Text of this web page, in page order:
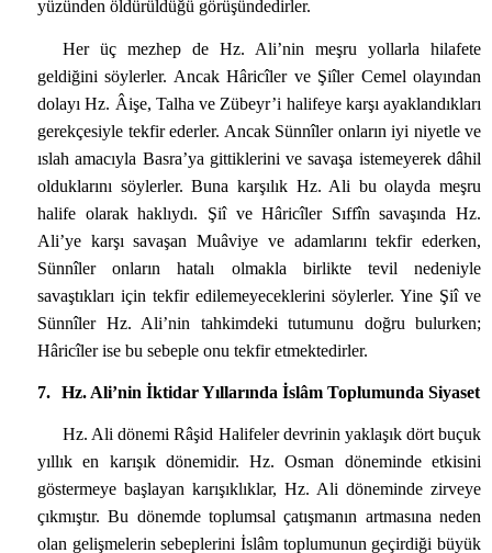
yüzünden öldürüldüğü görüşündedirler.
Her üç mezhep de Hz. Ali’nin meşru yollarla hilafete
geldiğini söylerler. Ancak Hâricîler ve Şiîler Cemel olayından
dolayı Hz. Âişe, Talha ve Zübeyr’i halifeye karşı ayaklandıkları
gerekçesiyle tekfir ederler. Ancak Sünnîler onların iyi niyetle ve
ıslah amacıyla Basra’ya gittiklerini ve savaşa istemeyerek dâhil
olduklarını söylerler. Buna karşılık Hz. Ali bu olayda meşru
halife olarak haklıydı. Şiî ve Hâricîler Sıffîn savaşında Hz.
Ali’ye karşı savaşan Muâviye ve adamlarını tekfir ederken,
Sünnîler onların hatalı olmakla birlikte tevil nedeniyle
savaştıkları için tekfir edilemeyeceklerini söylerler. Yine Şiî ve
Sünnîler Hz. Ali’nin tahkimdeki tutumunu doğru bulurken;
Hâricîler ise bu sebeple onu tekfir etmektedirler.
7. Hz. Ali’nin İktidar Yıllarında İslâm Toplumunda Siyaset
Hz. Ali dönemi Râşid Halifeler devrinin yaklaşık dört buçuk
yıllık en karışık dönemidir. Hz. Osman döneminde etkisini
göstermeye başlayan karışıklıklar, Hz. Ali döneminde zirveye
çıkmıştır. Bu dönemde toplumsal çatışmanın artmasına neden
olan gelişmelerin sebeplerini İslâm toplumunun geçirdiği büyük